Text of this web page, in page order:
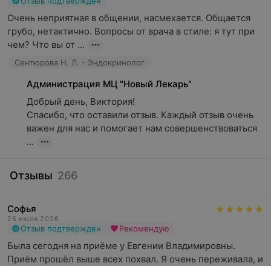
Очень неприятная в общении, насмехается. Общается
грубо, нетактично. Вопросы от врача в стиле: я тут при
чем? Что вы от ...
Сентюрова Н. Л. - Эндокринолог
Администрация МЦ "Новый Лекарь"
Добрый день, Виктория!
Спасибо, что оставили отзыв. Каждый отзыв очень
важен для нас и помогает нам совершенствоваться
...
Отзывы 266
Софья
25 июля 2026
Отзыв подтвержден Рекомендую
Была сегодня на приёме у Евгении Владимировны.
Приём прошёл выше всех похвал. Я очень переживала, и